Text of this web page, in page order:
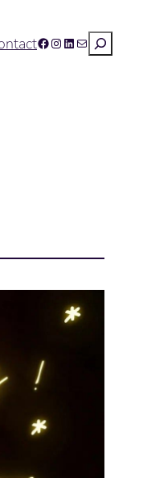
Facebook
Instagram
LinkedIn
E-mail